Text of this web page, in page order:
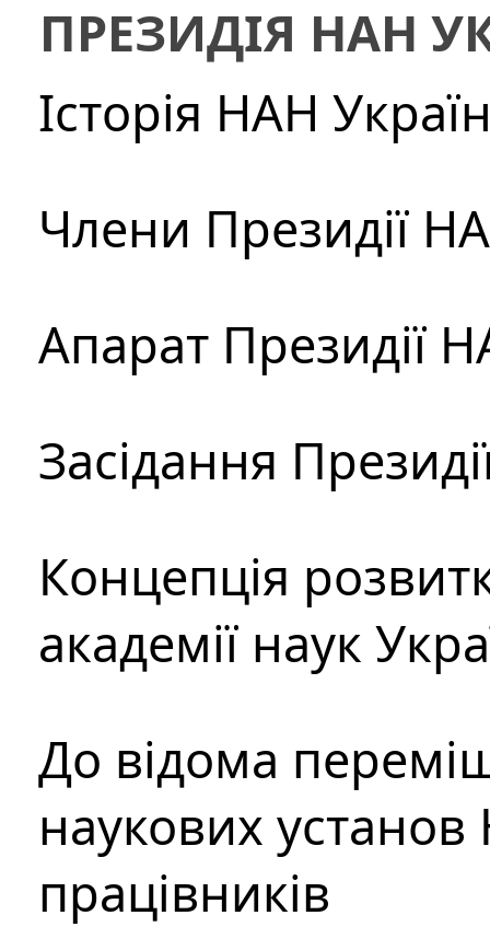
ПРЕЗИДІЯ НАН
Історія НАН
Члени Президії
Апарат Президії
Засідання
Концепція
академії наук
До відома
наукових установ
працівників